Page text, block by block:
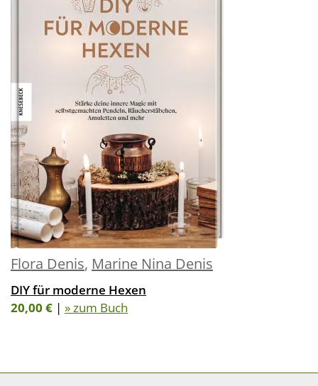
Flora Denis, Marine Nina Denis
DIY für moderne Hexen
20,00 € | » zum Buch